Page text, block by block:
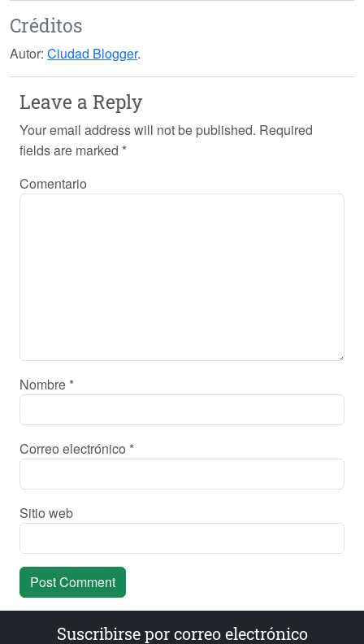
Créditos
Autor: Ciudad Blogger.
Leave a Reply
Your email address will not be published. Required
fields are marked *
Comentario
Nombre *
Correo electrónico *
Sitio web
Suscribirse por correo electrónico